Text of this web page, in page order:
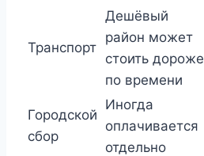
Транспорт
Дешёвый
район может
стоить дороже
по времени
Городской
сбор
Иногда
оплачивается
отдельно